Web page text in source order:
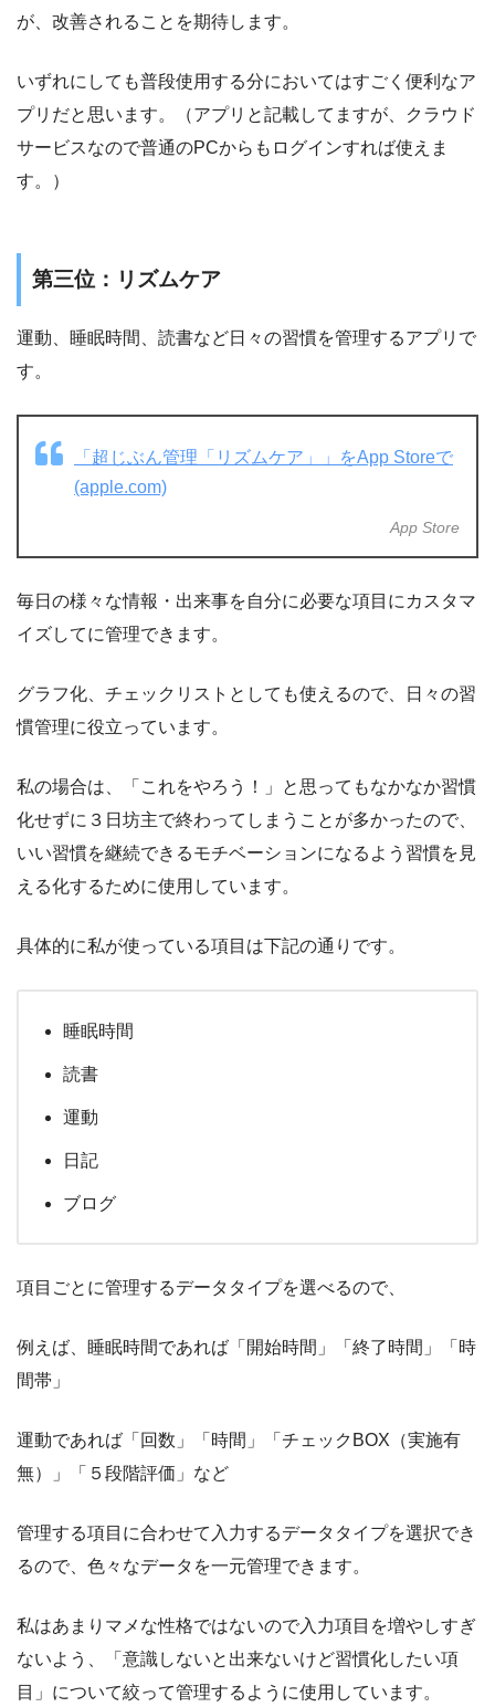
が、改善されることを期待します。
いずれにしても普段使用する分においてはすごく便利なア
プリだと思います。（アプリと記載してますが、クラウド
サービスなので普通のPCからもログインすれば使えま
す。）
第三位：リズムケア
運動、睡眠時間、読書など日々の習慣を管理するアプリで
す。
‎「超じぶん管理「リズムケア」」をApp Storeで
(apple.com)
App Store
毎日の様々な情報・出来事を自分に必要な項目にカスタマ
イズしてに管理できます。
グラフ化、チェックリストとしても使えるので、日々の習
慣管理に役立っています。
私の場合は、「これをやろう！」と思ってもなかなか習慣
化せずに３日坊主で終わってしまうことが多かったので、
いい習慣を継続できるモチベーションになるよう習慣を見
える化するために使用しています。
具体的に私が使っている項目は下記の通りです。
睡眠時間
読書
運動
日記
ブログ
項目ごとに管理するデータタイプを選べるので、
例えば、睡眠時間であれば「開始時間」「終了時間」「時
間帯」
運動であれば「回数」「時間」「チェックBOX（実施有
無）」「５段階評価」など
管理する項目に合わせて入力するデータタイプを選択でき
るので、色々なデータを一元管理できます。
私はあまりマメな性格ではないので入力項目を増やしすぎ
ないよう、「意識しないと出来ないけど習慣化したい項
目」について絞って管理するように使用しています。